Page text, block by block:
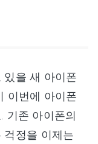
있을 새 아이폰
이번에 아이폰
기존 아이폰의
걱정을 이제는